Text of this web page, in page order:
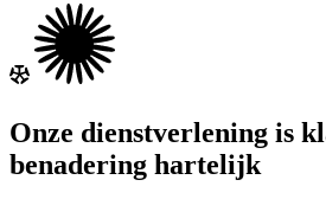
Onze dienstverlening is
benadering hartelijk